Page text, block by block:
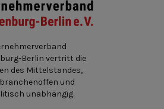
Berlin vertritt die
des Mittelstandes,
und
unabhängig.